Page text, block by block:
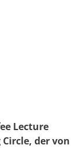
Lecture
der von